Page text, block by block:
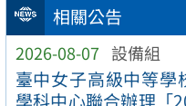
相關公告
2026-08-07 設備組
臺中女子高級中等學
學科中心聯合辦理「